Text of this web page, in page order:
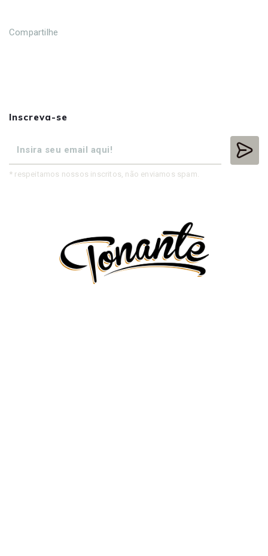
Compartilhe
Inscreva-se
* respeitamos nossos inscritos, não enviamos spam.